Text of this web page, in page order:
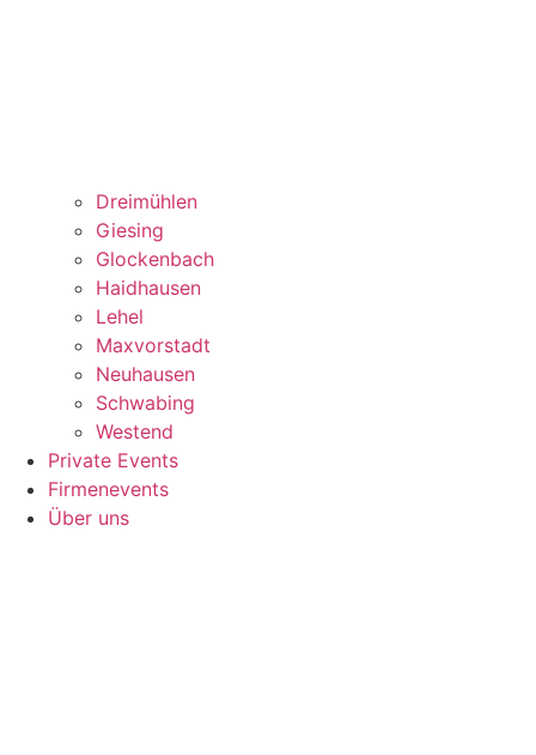
Dreimühlen
Giesing
Glockenbach
Haidhausen
Lehel
Maxvorstadt
Neuhausen
Schwabing
Westend
Private Events
Firmenevents
Über uns